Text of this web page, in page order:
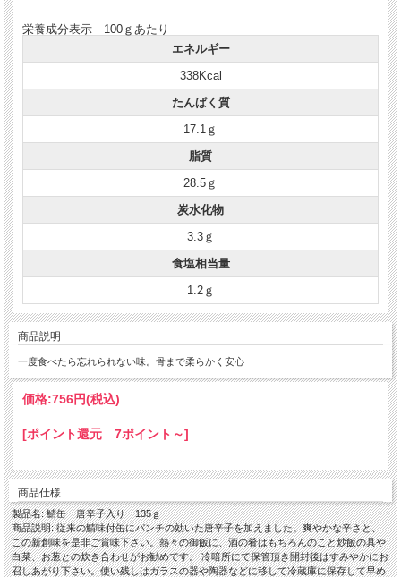
栄養成分表示 100ｇあたり
エネルギー
338Kcal
たんぱく質
17.1ｇ
脂質
28.5ｇ
炭水化物
3.3ｇ
食塩相当量
1.2ｇ
商品説明
一度食べたら忘れられない味。骨まで柔らかく安心
価格:756円(税込)
[ポイント還元 7ポイント～]
商品仕様
製品名: 鯖缶 唐辛子入り 135ｇ
商品説明: 従来の鯖味付缶にパンチの効いた唐辛子を加えました。爽やかな辛さと、
この新創味を是非ご賞味下さい。熱々の御飯に、酒の肴はもちろんのこと炒飯の具や
白菜、お葱との炊き合わせがお勧めです。 冷暗所にて保管頂き開封後はすみやかにお
召しあがり下さい。使い残しはガラスの器や陶器などに移して冷蔵庫に保存して早め